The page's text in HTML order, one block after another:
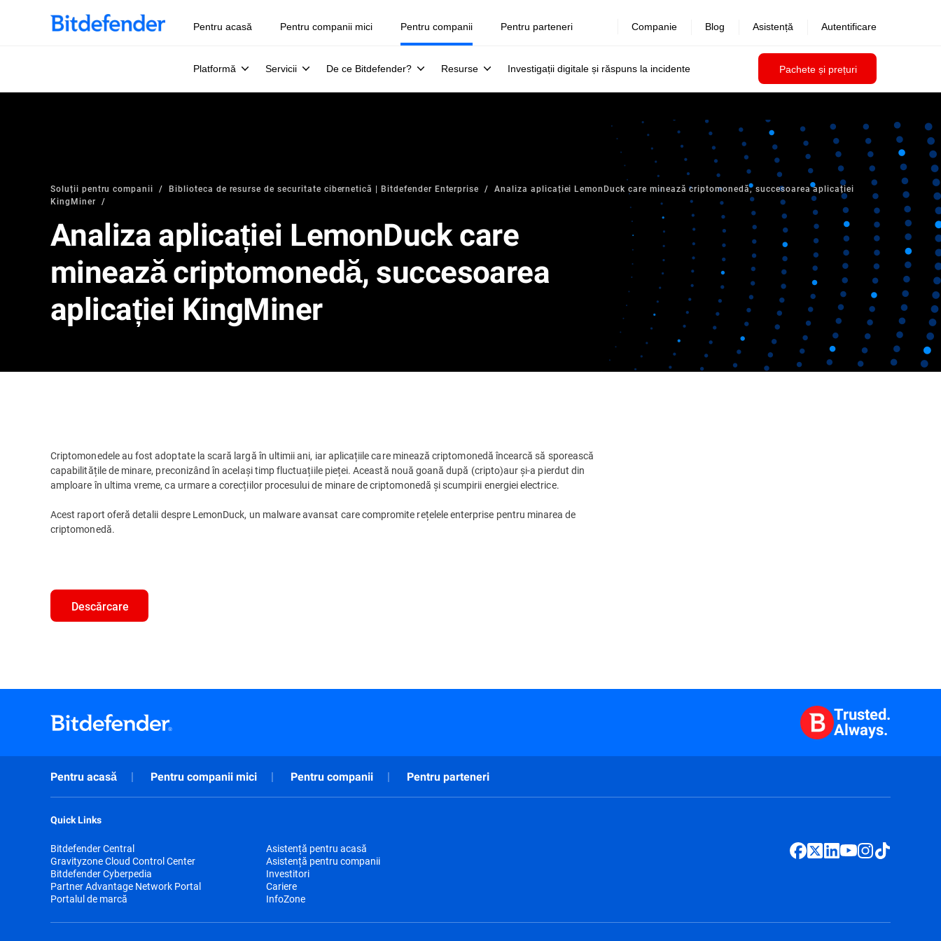
Pentru acasă Pentru companii mici Pentru companii
Platformă Servicii De ce Bitdefender? Resurse Investigații digitale și răspuns la incidente Pachete și prețuri
Pentru parteneri Companie Blog Asistență Autentificare
Soluții pentru companii Biblioteca de resurse de securitate cibernetică | Bitdefender Enterprise
Analiza aplicației LemonDuck care minează criptomonedă, succesoarea aplicației
KingMiner
Analiza aplicației LemonDuck care
minează criptomonedă, succesoarea
aplicației KingMiner
Criptomonedele au fost adoptate la scară largă în ultimii ani, iar aplicațiile care minează criptomonedă încearcă să sporească
capabilitățile de minare, preconizând în același timp fluctuațiile pieței. Această nouă goană după (cripto)aur și-a pierdut din
amploare în ultima vreme, ca urmare a corecțiilor procesului de minare de criptomonedă și scumpirii energiei electrice.
Acest raport oferă detalii despre LemonDuck, un malware avansat care compromite rețelele enterprise pentru minarea de
criptomonedă.
Descărcare
Trusted.
Always.
Pentru acasă Pentru companii mici Pentru companii Pentru parteneri
Quick Links
Bitdefender Central
Gravityzone Cloud Control Center
Bitdefender Cyberpedia
Partner Advantage Network Portal
Portalul de marcă
Asistență pentru acasă
Asistență pentru companii
Investitori
Cariere
InfoZone